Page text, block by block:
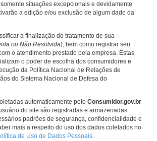
situações excepcionais e devidamente
a edição e/ou exclusão de algum dado da
a finalização do tratamento de sua
ou Não Resolvida), bem como registrar seu
o atendimento prestado pela empresa. Estas
o poder de escolha dos consumidores e
da Política Nacional de Relações de
do Sistema Nacional de Defesa do
automaticamente pelo Consumidor.gov.br
do site são registradas e armazenadas
padrões de segurança, confidencialidade e
mais a respeito do uso dos dados coletados no
de Uso de Dados Pessoais.